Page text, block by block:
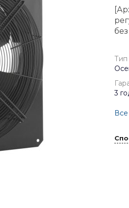
Тип
3
Все